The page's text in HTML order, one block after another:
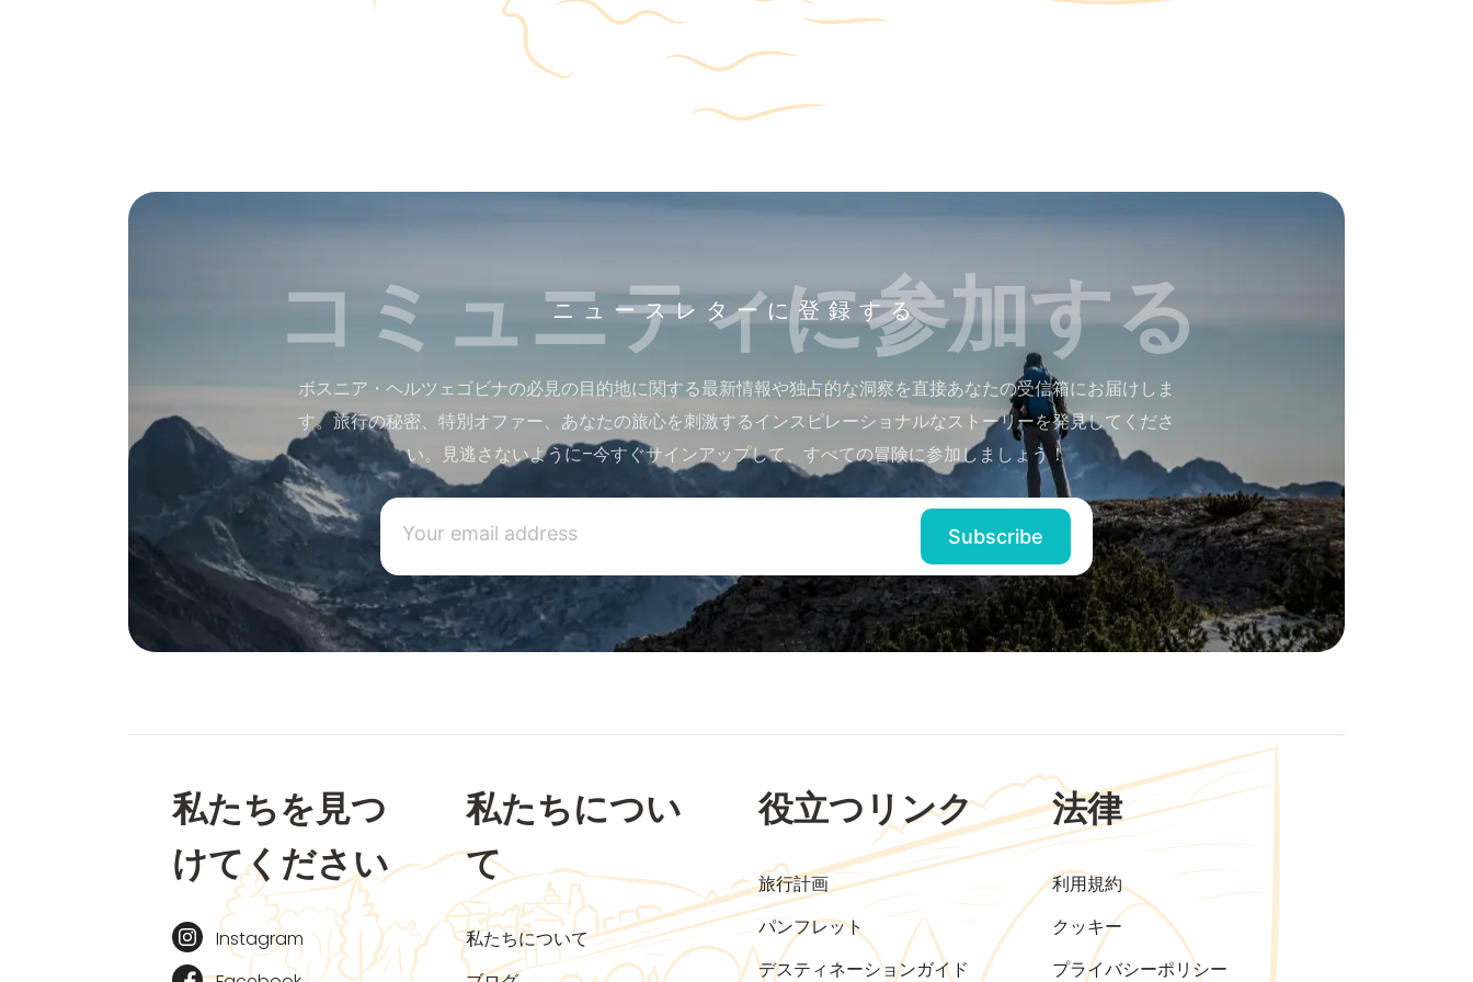
ニュースレターに登録する
コミュニティに参加する
ボスニア・ヘルツェゴビナの必見の目的地に関する最新情報や独占的な洞察を直接あなたの受信箱にお届けしま
す。旅行の秘密、特別オファー、あなたの旅心を刺激するインスピレーショナルなストーリーを発見してくださ
い。見逃さないように–今すぐサインアップして、すべての冒険に参加しましょう！
私たちを見つ
けてください
Instagram
私たちについ
て
私たちについて
役立つリンク
旅行計画
パンフレット
デスティネーションガイド
法律
利用規約
クッキー
プライバシーポリシー